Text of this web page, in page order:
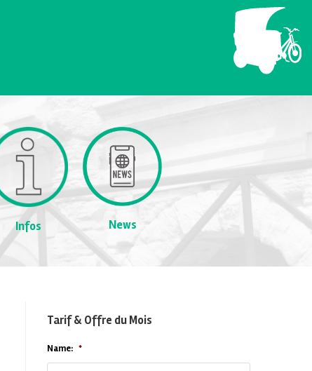
Infos News
Tarif & Offre du Mois
Name: *